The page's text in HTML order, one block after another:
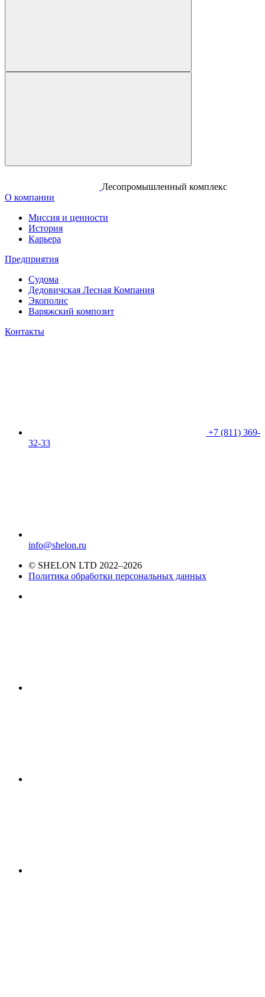
Лесопромышленный комплекс
О компании
Миссия и ценности
История
Карьера
Предприятия
Судома
Дедовичская Лесная Компания
Экополис
Варяжский композит
Контакты
+7 (811) 369-
32-33
info@shelon.ru
© SHELON LTD 2022–2026
Политика обработки персональных данных